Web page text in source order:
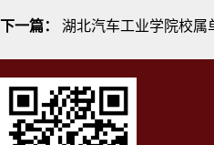
下一篇： 湖北汽车工业学院校属